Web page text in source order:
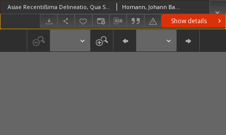
Show details
Asiae Recentißima Delineatio, Qua Status Et Imperia Totius Orientis unacum Orientalibus Indiis exhibentur Homann, Johann Baptist (1664–1724)